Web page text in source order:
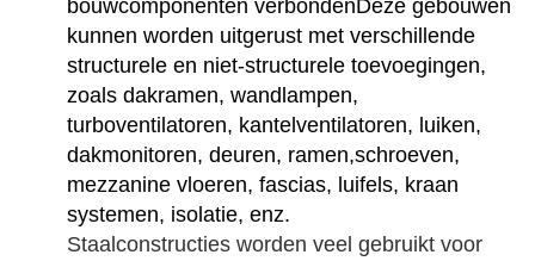
bouwcomponenten verbondenDeze gebouwen
kunnen worden uitgerust met verschillende
structurele en niet-structurele toevoegingen,
zoals dakramen, wandlampen,
turboventilatoren, kantelventilatoren, luiken,
dakmonitoren, deuren, ramen,schroeven,
mezzanine vloeren, fascias, luifels, kraan
systemen, isolatie, enz.
Staalconstructies worden veel gebruikt voor